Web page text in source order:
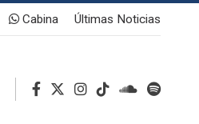
Cabina Últimas Noticias